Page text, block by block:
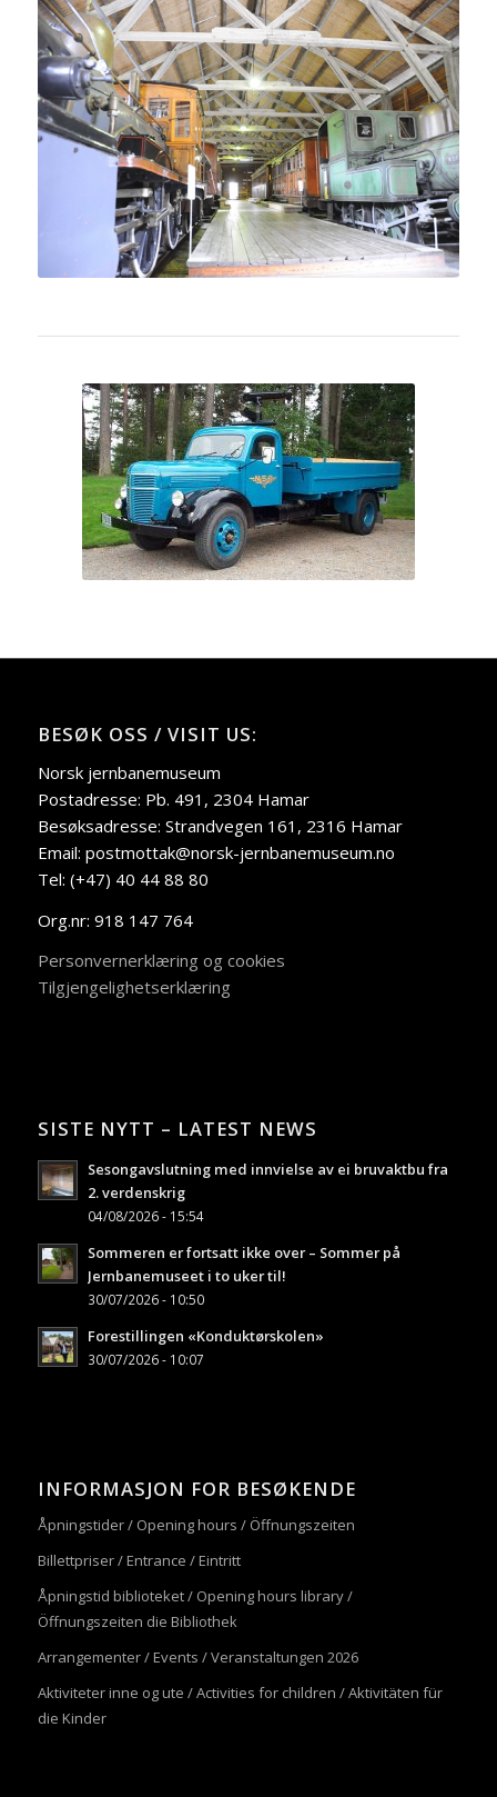
BESØK OSS / VISIT US:
Norsk jernbanemuseum
Postadresse: Pb. 491, 2304 Hamar
Besøksadresse: Strandvegen 161, 2316 Hamar
Email: postmottak@norsk-jernbanemuseum.no
Tel: (+47) 40 44 88 80
Org.nr: 918 147 764
Personvernerklæring og cookies
Tilgjengelighetserklæring
SISTE NYTT – LATEST NEWS
Sesongavslutning med innvielse av ei bruvaktbu fra
2. verdenskrig
04/08/2026 - 15:54
Sommeren er fortsatt ikke over – Sommer på
Jernbanemuseet i to uker til!
30/07/2026 - 10:50
Forestillingen «Konduktørskolen»
30/07/2026 - 10:07
INFORMASJON FOR BESØKENDE
Åpningstider / Opening hours / Öffnungszeiten
Billettpriser / Entrance / Eintritt
Åpningstid biblioteket / Opening hours library /
Öffnungszeiten die Bibliothek
Arrangementer / Events / Veranstaltungen 2026
Aktiviteter inne og ute / Activities for children / Aktivitäten für
die Kinder